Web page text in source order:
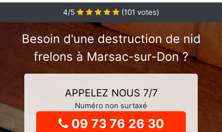
4/5 (101 votes)
Besoin d'une destruction de nid
frelons à Marsac-sur-Don ?
APPELEZ NOUS 7/7
Numéro non surtaxé
09 73 76 26 30